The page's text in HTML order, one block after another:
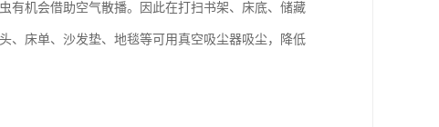
有机会借助空气散播。因此在打扫书架、床底、储藏
、床单、沙发垫、地毯等可用真空吸尘器吸尘，降低